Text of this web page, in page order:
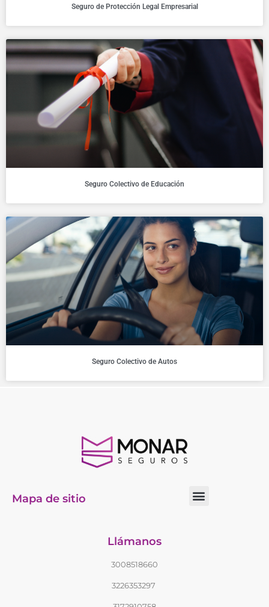
Seguro de Protección Legal Empresarial
Seguro Colectivo de Educación
Seguro Colectivo de Autos
Mapa de sitio
Llámanos
3008518660
3226353297